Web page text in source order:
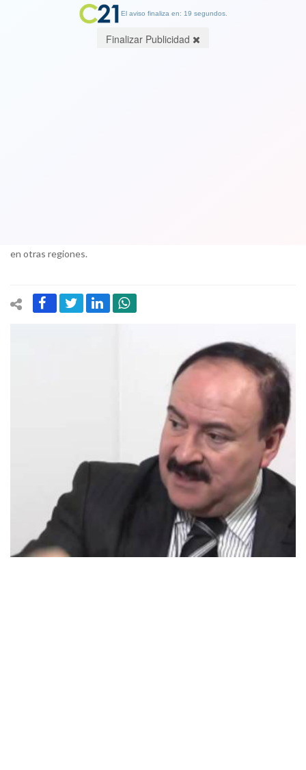
en otras regiones.
El aviso finaliza en: 19 segundos.
Finalizar Publicidad